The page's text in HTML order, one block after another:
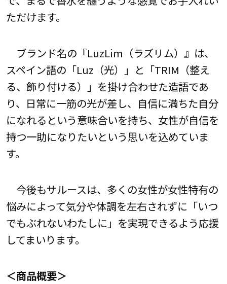
ただけます。
ブランド名の『LuzLim（ラズリム）』は、
スペイン語の「Luz（光）」と「TRIM（整え
る、飾り付ける）」を掛け合わせた造語であ
り、日常に一筋の光が差し、自信に満ちた自分
になれるという意味合いを持ち、女性が自信を
持つ一助になりたいという思いを込めていま
す。
今後もサルースは、多くの女性が女性特有の
悩みによって気分や体調を左右されずに「いつ
でもぶれないわたしに」を実現できるよう応援
してまいります。
＜商品概要＞